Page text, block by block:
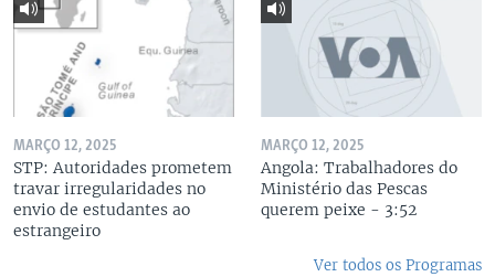
MARÇO 12, 2025
STP: Autoridades prometem
travar irregularidades no
envio de estudantes ao
estrangeiro
MARÇO 12, 2025
Angola: Trabalhadores do
Ministério das Pescas
querem peixe - 3:52
Ver todos os Programas